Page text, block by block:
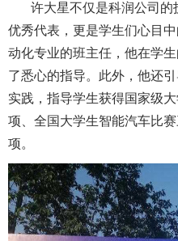
许大星不仅是科润公司
优秀代表，更是学生们心目
动化专业的班主任，他在学
了悉心的指导。此外，他还
实践，指导学生获得国家级
项、全国大学生智能汽车比
项。